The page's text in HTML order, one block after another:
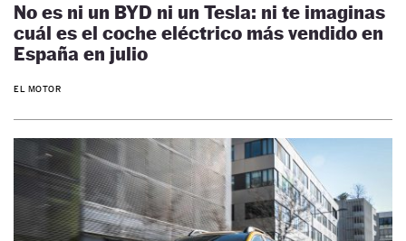
No es ni un BYD ni un Tesla: ni te imaginas
cuál es el coche eléctrico más vendido en
España en julio
EL MOTOR